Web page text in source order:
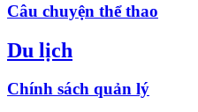
Câu chuyện thể thao
Du lịch
Chính sách quản lý